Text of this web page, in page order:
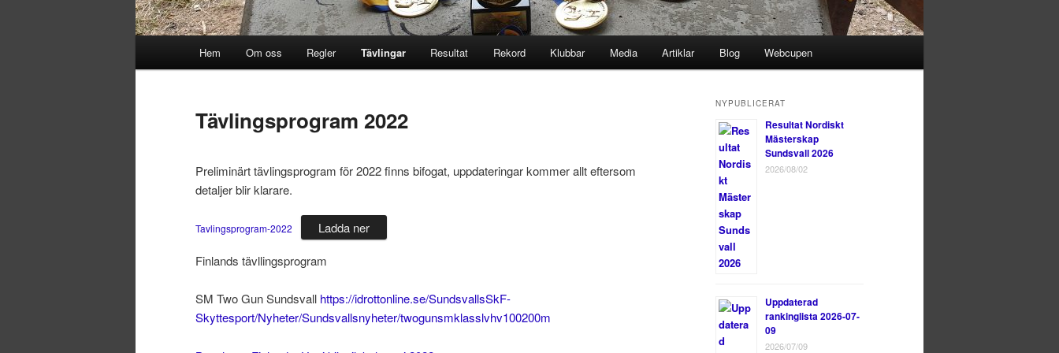
Hoppa
primärt
innehåll
Hoppa
sekundärt
innehåll
Hem Om oss Regler Tävlingar Resultat Rekord Klubbar Media Artiklar Blog Webcupen
Tävlingsprogram 2022
Preliminärt tävlingsprogram för 2022 finns bifogat, uppdateringar kommer allt eftersom
detaljer blir klarare.
Tavlingsprogram-2022
Ladda ner
Finlands tävllingsprogram
SM Two Gun Sundsvall https://idrottonline.se/SundsvallsSkF-
Skyttesport/Nyheter/Sundsvallsnyheter/twogunsmklasslvhv100200m
NYPUBLICERAT
Resultat Nordiskt
Mästerskap
Sundsvall 2026
2026/08/02
Uppdaterad
rankinglista 2026-07-
09
2026/07/09